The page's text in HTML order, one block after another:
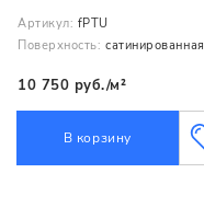
Артикул: fPTU
Поверхность: сатинированная
10 750 руб./м²
В корзину